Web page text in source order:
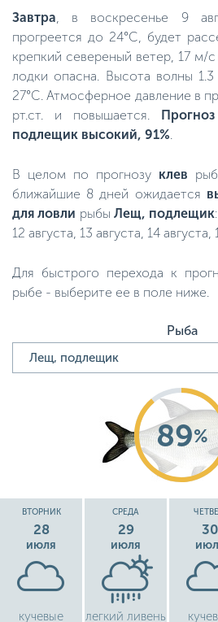
Завтра, в воскресенье 9
прогреется до 24°C, будет
крепкий севереный ветер, 17 м/
лодки опасна. Высота волны
27°C. Атмосферное давление в
рт.ст. и повышается.
подлещик высокий, 91%.
В целом по прогнозу клев
ближайшие 8 дней ожидается
для ловли рыбы Лещ, подлещик
12 августа, 13 августа, 14 августа,
Для быстрого перехода к
рыбе - выберите ее в поле ниже.
Рыба
89%
ВТОРНИК
28
июля
кучевые
СРЕДА
29
июля
легкий ливень
30